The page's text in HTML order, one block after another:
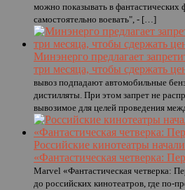
можно показывать в фантастических
самостоятельно воевать", - […]
Минэнерго предлагает
три месяца, чтобы сдержать
вывоз подпадают автомобильные
дистилляты. При этом запрет не
вывозимое для целей проведения
Российские кинотеатры
«Фантастическая четверка:
Marvel «Фантастическая четверка:
до российских кинотеатров, где по-